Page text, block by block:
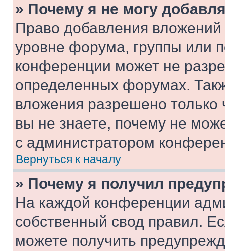
» Почему я не могу
Право добавления
уровне форума, группы или
конференции может не
определенных форумах.
вложения разрешено
вы не знаете, почему не
с администратором
Вернуться к началу
» Почему я получил
На каждой конференции
собственный свод правил.
можете получить